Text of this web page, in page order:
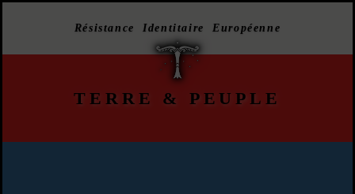
Résistance Identitaire Européenne
TERRE & PEUPLE